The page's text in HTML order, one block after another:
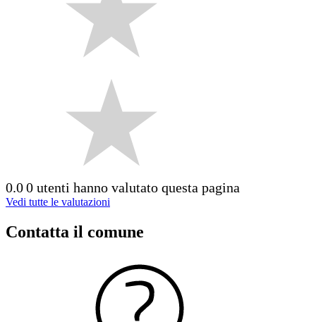
0.00 utenti hanno valutato questa pagina
Vedi tutte le valutazioni
Contatta il comune